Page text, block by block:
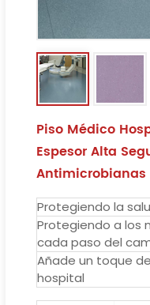
Piso Médico
Espesor Alta
Antimicrobianas
Protegiendo la
Protegiendo a los
cada paso del
Añade un toque
hospital